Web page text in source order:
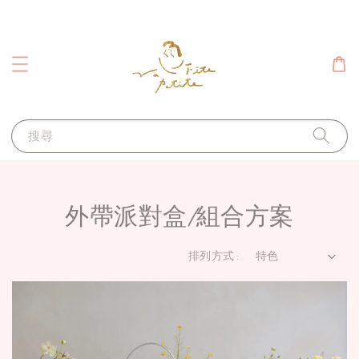
搜尋
外帶派對盒/組合方案
排列方式 :